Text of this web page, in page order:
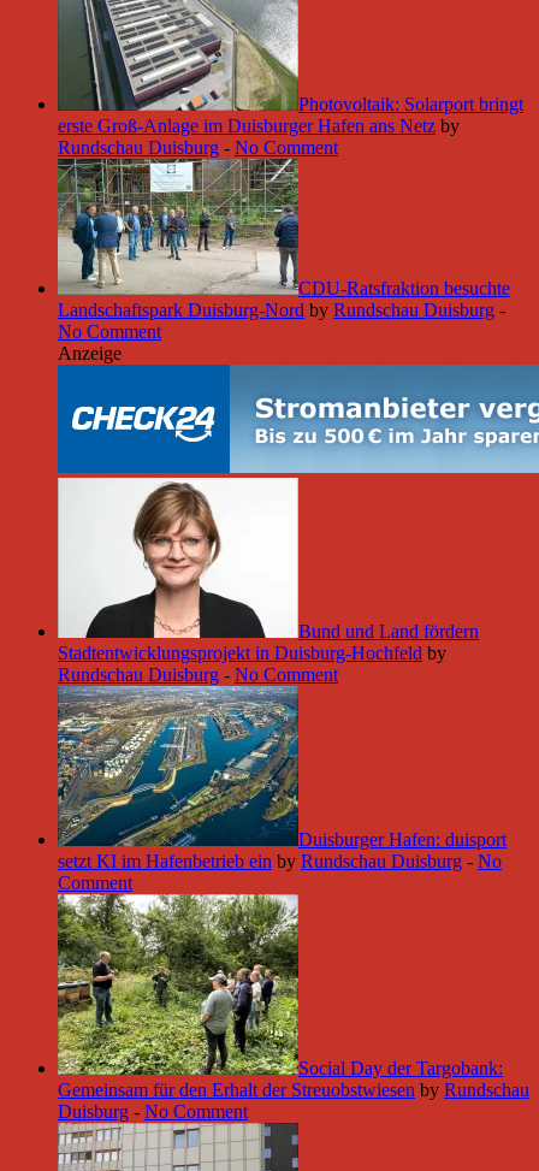
Photovoltaik: Solarport bringt
erste Groß-Anlage im Duisburger Hafen ans Netz by
Rundschau Duisburg - No Comment
CDU-Ratsfraktion besuchte
Landschaftspark Duisburg-Nord by Rundschau Duisburg -
No Comment
Anzeige
Bund und Land fördern
Stadtentwicklungsprojekt in Duisburg-Hochfeld by
Rundschau Duisburg - No Comment
Duisburger Hafen: duisport
setzt KI im Hafenbetrieb ein by Rundschau Duisburg - No
Comment
Social Day der Targobank:
Gemeinsam für den Erhalt der Streuobstwiesen by Rundschau
Duisburg - No Comment